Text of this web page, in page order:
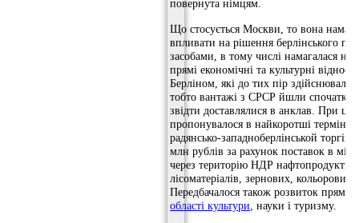
повернута німцям.
Що стосується Москви, то вона
впливати на рішення берлінського
засобами, в тому числі намагалася
прямі економічні та культурні
Берліном, які до тих пір
тобто вантажі з СРСР йшли
звідти доставлялися в анклав. При
пропонувалося в найкоротші терміни
радянсько-западноберлінськой
млн рублів за рахунок поставок в
через територію НДР нафтопродуктів,
лісоматеріалів, зернових, кольорових
Передбачалося також розвиток прямих
області культури , науки і туризму.